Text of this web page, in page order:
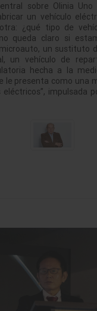
sobre Olinia
un vehículo
¿qué tipo de
queda claro si
un sustituto
un vehículo de
hecha a la
le presenta como una
eléctricos”, impulsada